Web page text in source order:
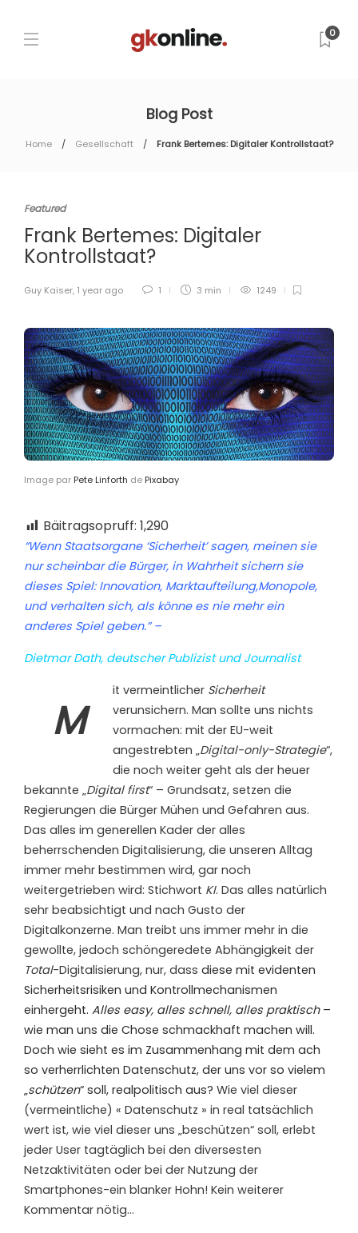
0
Blog Post
Home Gesellschaft Frank Bertemes: Digitaler Kontrollstaat?
Featured
Frank Bertemes: Digitaler
Kontrollstaat?
Guy Kaiser, 1 year ago 1 3 min 1249
Image par Pete Linforth de Pixabay
Bäitragsopruff: 1,290
“Wenn Staatsorgane ‘Sicherheit’ sagen, meinen sie
nur scheinbar die Bürger, in Wahrheit sichern sie
dieses Spiel: Innovation, Marktaufteilung,Monopole,
und verhalten sich, als könne es nie mehr ein
anderes Spiel geben.” –
Dietmar Dath, deutscher Publizist und Journalist
M
it vermeintlicher Sicherheit
verunsichern. Man sollte uns nichts
vormachen: mit der EU-weit
angestrebten „Digital-only-Strategie“,
die noch weiter geht als der heuer
bekannte „Digital first“ – Grundsatz, setzen die
Regierungen die Bürger Mühen und Gefahren aus.
Das alles im generellen Kader der alles
beherrschenden Digitalisierung, die unseren Alltag
immer mehr bestimmen wird, gar noch
weitergetrieben wird: Stichwort KI. Das alles natürlich
sehr beabsichtigt und nach Gusto der
Digitalkonzerne. Man treibt uns immer mehr in die
gewollte, jedoch schöngeredete Abhängigkeit der
Total-Digitalisierung, nur, dass diese mit evidenten
Sicherheitsrisiken und Kontrollmechanismen
einhergeht. Alles easy, alles schnell, alles praktisch –
wie man uns die Chose schmackhaft machen will.
Doch wie sieht es im Zusammenhang mit dem ach
so verherrlichten Datenschutz, der uns vor so vielem
„schützen“ soll, realpolitisch aus? Wie viel dieser
(vermeintliche) « Datenschutz » in real tatsächlich
wert ist, wie viel dieser uns „beschützen“ soll, erlebt
jeder User tagtäglich bei den diversesten
Netzaktivitäten oder bei der Nutzung der
Smartphones-ein blanker Hohn! Kein weiterer
Kommentar nötig…